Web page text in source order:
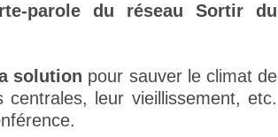
parole du réseau Sortir du
solution pour sauver le climat de
centrales, leur vieillissement, etc.